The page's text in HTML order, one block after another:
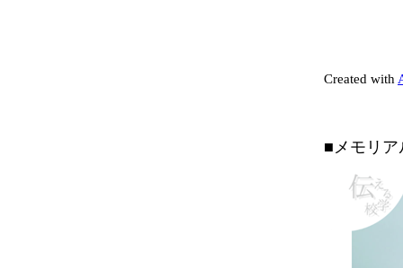
Created with
■メモリ